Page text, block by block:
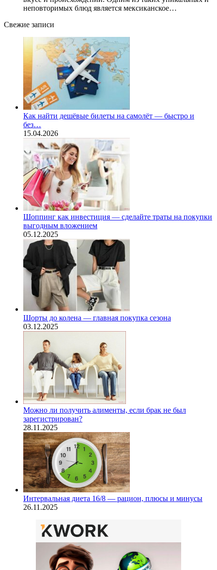
неповторимых блюд является мексиканское…
Свежие записи
Как найти дешёвые билеты на самолёт — быстро и
без…
15.04.2026
Шоппинг как инвестиция — сделайте траты на покупки
выгодным вложением
05.12.2025
Шорты до колена — главная покупка сезона
03.12.2025
Можно ли получить алименты, если брак не был
зарегистрирован?
28.11.2025
Интервальная диета 16/8 — рацион, плюсы и минусы
26.11.2025